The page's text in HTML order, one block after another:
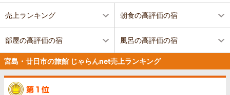
売上ランキング 朝食の高評価の宿
部屋の高評価の宿 風呂の高評価の宿
宮島・廿日市の旅館 じゃらんnet売上ランキング